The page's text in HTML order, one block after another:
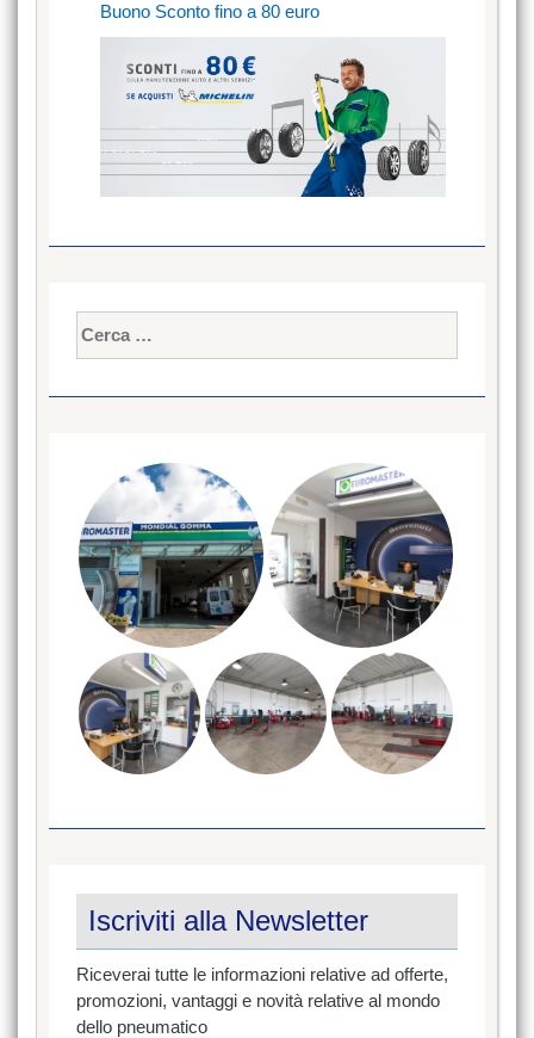
Buono Sconto fino a 80 euro
Iscriviti alla Newsletter
Riceverai tutte le informazioni relative ad offerte,
promozioni, vantaggi e novità relative al mondo
dello pneumatico